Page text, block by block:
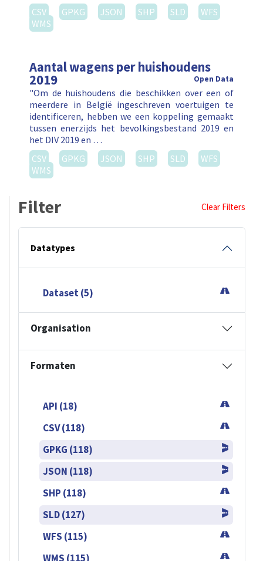
CSV
GPKG JSON SHP SLD
WFS
WMS
Aantal wagens per huishoudens
2019 Open Data
"Om de huishoudens die beschikken over een of
meerdere in België ingeschreven voertuigen te
identificeren, hebben we een koppeling gemaakt
tussen enerzijds het bevolkingsbestand 2019 en
het DIV 2019 en …
CSV
GPKG JSON SHP SLD
WFS
WMS
Filter Clear Filters
Datatypes
Dataset (5)
Organisation
Formaten
API (18)
CSV (118)
GPKG (118)
JSON (118)
SHP (118)
SLD (127)
WFS (115)
WMS (115)